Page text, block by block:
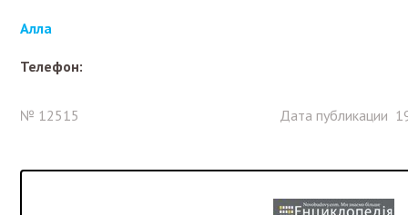
Алла
Телефон:
№ 12515 Дата публикации